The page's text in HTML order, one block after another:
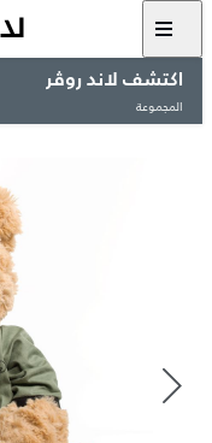
اكتشف لاند روڤر
المجموعة